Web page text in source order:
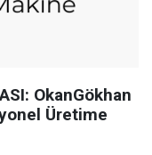
OkanGökhan
Üretime